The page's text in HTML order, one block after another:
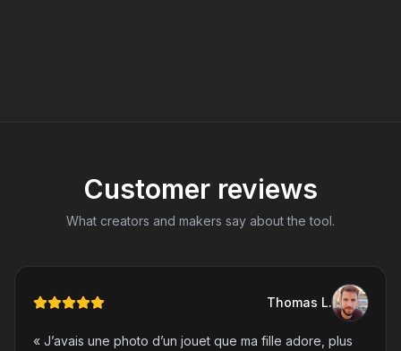
Customer reviews
What creators and makers say about the tool.
Thomas L.
« J’avais une photo d’un jouet que ma fille adore, plus